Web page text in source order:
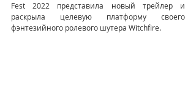
Fest 2022 представила новый трейлер и
раскрыла целевую платформу своего
фэнтезийного ролевого шутера Witchfire.